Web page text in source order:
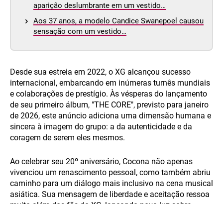
aparição deslumbrante em um vestido…
Aos 37 anos, a modelo Candice Swanepoel causou
sensação com um vestido…
Desde sua estreia em 2022, o XG alcançou sucesso
internacional, embarcando em inúmeras turnês mundiais
e colaborações de prestígio. Às vésperas do lançamento
de seu primeiro álbum, "THE CORE", previsto para janeiro
de 2026, este anúncio adiciona uma dimensão humana e
sincera à imagem do grupo: a da autenticidade e da
coragem de serem eles mesmos.
Ao celebrar seu 20º aniversário, Cocona não apenas
vivenciou um renascimento pessoal, como também abriu
caminho para um diálogo mais inclusivo na cena musical
asiática. Sua mensagem de liberdade e aceitação ressoa